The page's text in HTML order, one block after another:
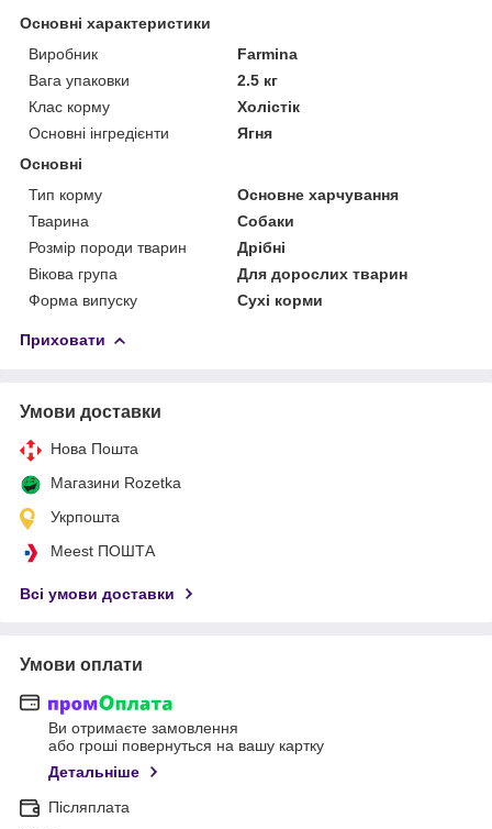
Основні характеристики
Виробник
Farmina
Вага упаковки
2.5 кг
Клас корму
Холістік
Основні інгредієнти
Ягня
Основні
Тип корму
Основне харчування
Тварина
Собаки
Розмір породи тварин
Дрібні
Вікова група
Для дорослих тварин
Форма випуску
Сухі корми
Приховати
Умови доставки
Нова Пошта
Магазини Rozetka
Укрпошта
Meest ПОШТА
Всі умови доставки
Умови оплати
Ви отримаєте замовлення
або гроші повернуться на вашу картку
Детальніше
Післяплата